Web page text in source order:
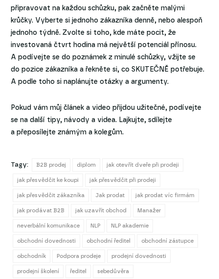
připravovat na každou schůzku, pak začněte malými
krůčky. Vyberte si jednoho zákazníka denně, nebo alespoň
jednoho týdně. Zvolte si toho, kde máte pocit, že
investovaná čtvrt hodina má největší potenciál přínosu.
A podívejte se do poznámek z minulé schůzky, vžijte se
do pozice zákazníka a řekněte si, co SKUTEČNĚ potřebuje.
A podle toho si naplánujte otázky a argumenty.
Pokud vám můj článek a video přijdou užitečné, podívejte
se na další tipy, návody a videa. Lajkujte, sdílejte
a přeposílejte známým a kolegům.
Tagy: B2B prodej diplom jak otevřít dveře při prodeji
jak přesvědčit ke koupi jak přesvědčit při prodeji
jak přesvědčit zákazníka Jak prodat jak prodat víc firmám
jak prodávat B2B jak uzavřít obchod Manažer
neverbální komunikace NLP NLP akademie
obchodní dovednosti obchodní ředitel obchodní zástupce
obchodník Podpora prodeje prodejní dovednosti
prodejní školení ředitel sebedůvěra